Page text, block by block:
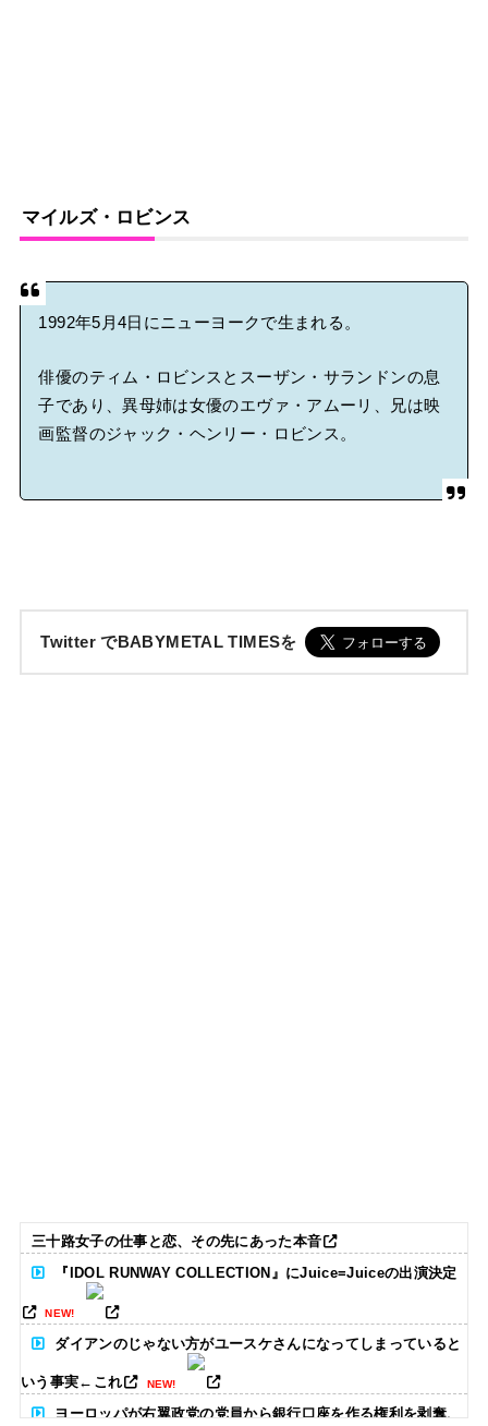
マイルズ・ロビンス
1992年5月4日にニューヨークで生まれる。
俳優のティム・ロビンスとスーザン・サランドンの息
子であり、異母姉は女優のエヴァ・アムーリ、兄は映
画監督のジャック・ヘンリー・ロビンス。
Twitter でBABYMETAL TIMESを
三十路女子の仕事と恋、その先にあった本音
『IDOL RUNWAY COLLECTION』にJuice=Juiceの出演決定
NEW!
ダイアンのじゃない方がユースケさんになってしまっていると
いう事実←これ NEW!
ヨーロッパが右翼政党の党員から銀行口座を作る権利を剥奪、